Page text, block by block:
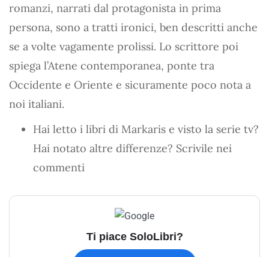
romanzi, narrati dal protagonista in prima
persona, sono a tratti ironici, ben descritti anche
se a volte vagamente prolissi. Lo scrittore poi
spiega l’Atene contemporanea, ponte tra
Occidente e Oriente e sicuramente poco nota a
noi italiani.
Hai letto i libri di Markaris e visto la serie tv?
Hai notato altre differenze? Scrivile nei
commenti
Ti piace SoloLibri?